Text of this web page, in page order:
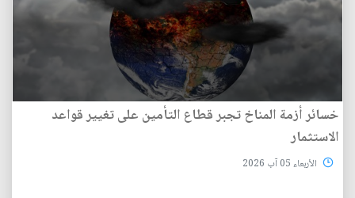
خسائر أزمة المناخ تجبر قطاع التأمين على تغيير قواعد
الاستثمار
الأربعاء 05 آب 2026